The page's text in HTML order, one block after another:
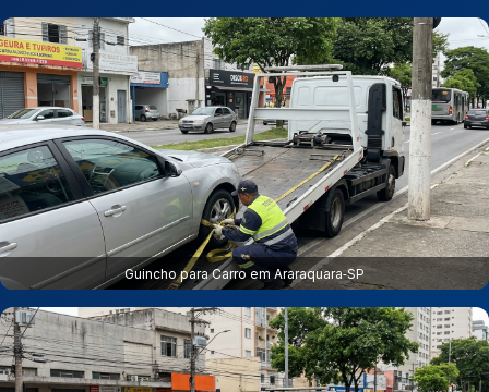
Guincho para Carro em Araraquara‑SP